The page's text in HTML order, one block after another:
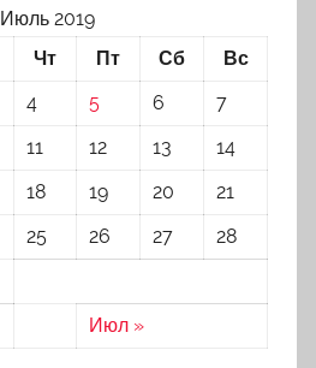
Июль 2019
Чт Пт Сб Вс
Июл »
4 5 6
7
11 12 13
14
18 19 20
21
25 26 27
28